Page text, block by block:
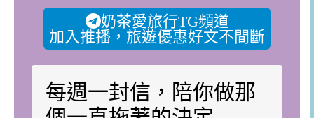
奶茶愛旅行TG頻道
加入推播，旅遊優惠好文不間斷
每週一封信，陪你做那